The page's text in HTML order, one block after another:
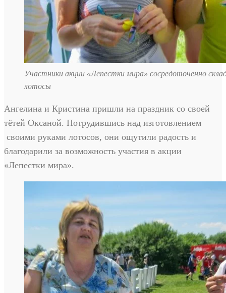
Участники акции «Лепестки мира» сосредоточенно
лотосы
Ангелина и Кристина пришли на праздник со своей
тётей Оксаной. Потрудившись над изготовлением
своими руками лотосов, они ощутили радость и
благодарили за возможность участия в акции
«Лепестки мира».